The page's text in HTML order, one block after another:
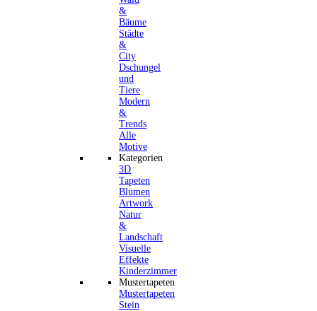
&
Bäume
Städte
&
City
Dschungel
und
Tiere
Modern
&
Trends
Alle
Motive
Kategorien
3D
Tapeten
Blumen
Artwork
Natur
&
Landschaft
Visuelle
Effekte
Kinderzimmer
Mustertapeten
Mustertapeten
Stein